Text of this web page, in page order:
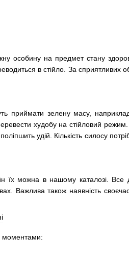
особину на предмет стану
в стійло. За сприятливих
приймати зелену масу,
худобу на стійловий
удій. Кількість силосу
їх можна в нашому каталозі. Все
Важлива також наявність
моментами: